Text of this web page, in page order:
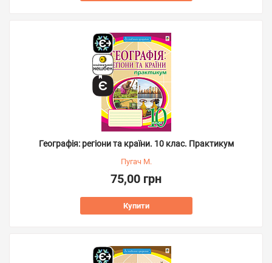
Географія: регіони та країни. 10 клас. Практикум
Пугач М.
75,00 грн
Купити